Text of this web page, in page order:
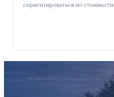
сориентироваться по стоимости.